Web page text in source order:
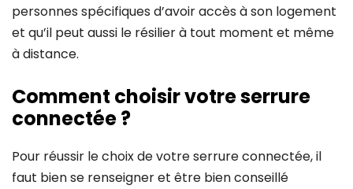
personnes spécifiques d’avoir accès à son logement
et qu’il peut aussi le résilier à tout moment et même
à distance.
Comment choisir votre serrure
connectée ?
Pour réussir le choix de votre serrure connectée, il
faut bien se renseigner et être bien conseillé